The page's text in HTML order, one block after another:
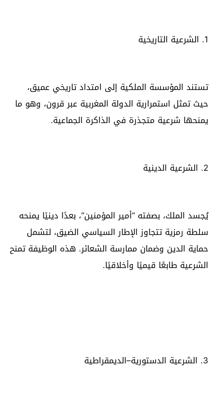
1. الشرعية التاريخية
تستند المؤسسة الملكية إلى امتداد تاريخي عميق،
حيث تمثل استمرارية الدولة المغربية عبر قرون، وهو ما
يمنحها شرعية متجذرة في الذاكرة الجماعية.
2. الشرعية الدينية
يُجسد الملك، بصفته “أمير المؤمنين”، بعدًا دينيًا يمنحه
سلطة رمزية تتجاوز الإطار السياسي الضيق، لتشمل
حماية الدين وضمان ممارسة الشعائر. هذه الوظيفة تمنح
الشرعية طابعًا قيميًا وأخلاقيًا.
3. الشرعية الدستورية–الديمقراطية